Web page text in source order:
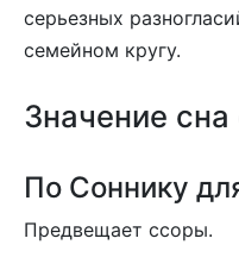
серьезных
семейном кругу.
Значение сна
По Соннику
Предвещает ссоры.